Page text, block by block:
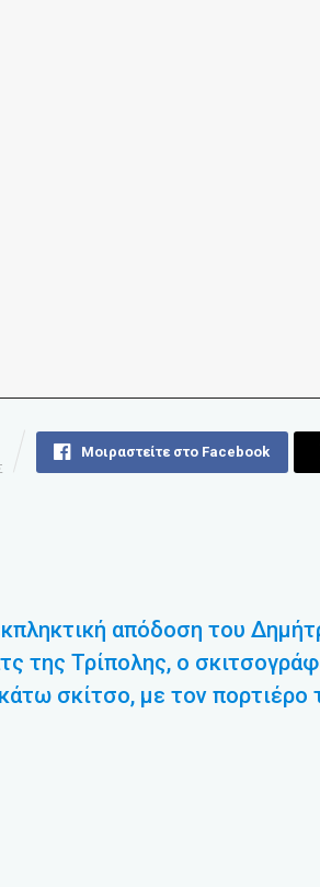
Μοιραστείτε στο Facebook
απόδοση του
της Τρίπολης, ο
σκίτσο, με τον